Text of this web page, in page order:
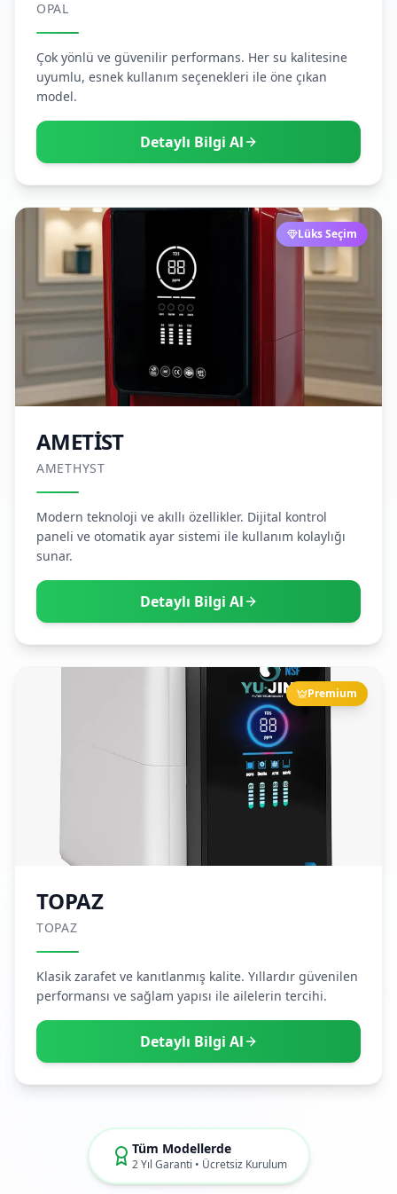
OPAL
Çok yönlü ve güvenilir performans. Her su kalitesine
uyumlu, esnek kullanım seçenekleri ile öne çıkan
model.
Detaylı Bilgi Al
Lüks Seçim
AMETİST
AMETHYST
Modern teknoloji ve akıllı özellikler. Dijital kontrol
paneli ve otomatik ayar sistemi ile kullanım kolaylığı
sunar.
Detaylı Bilgi Al
Premium
TOPAZ
TOPAZ
Klasik zarafet ve kanıtlanmış kalite. Yıllardır güvenilen
performansı ve sağlam yapısı ile ailelerin tercihi.
Detaylı Bilgi Al
Tüm Modellerde
2 Yıl Garanti • Ücretsiz Kurulum